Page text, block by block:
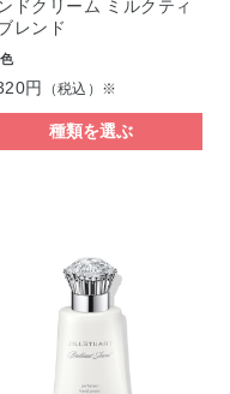
ドクリーム ミルクティ
レンド
円 （税込）※
種類を選ぶ